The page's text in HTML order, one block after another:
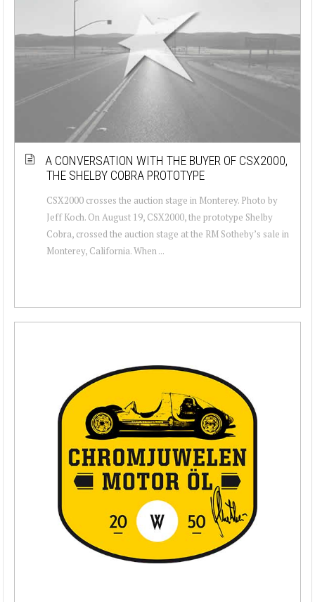
A CONVERSATION WITH THE BUYER OF CSX2000,
THE SHELBY COBRA PROTOTYPE
CSX2000 crosses the auction stage in Monterey. Photo by
Jeff Koch. On August 19, CSX2000, the prototype Shelby
Cobra, crossed the auction stage at the RM Sotheby’s sale in
Monterey, California. When ...